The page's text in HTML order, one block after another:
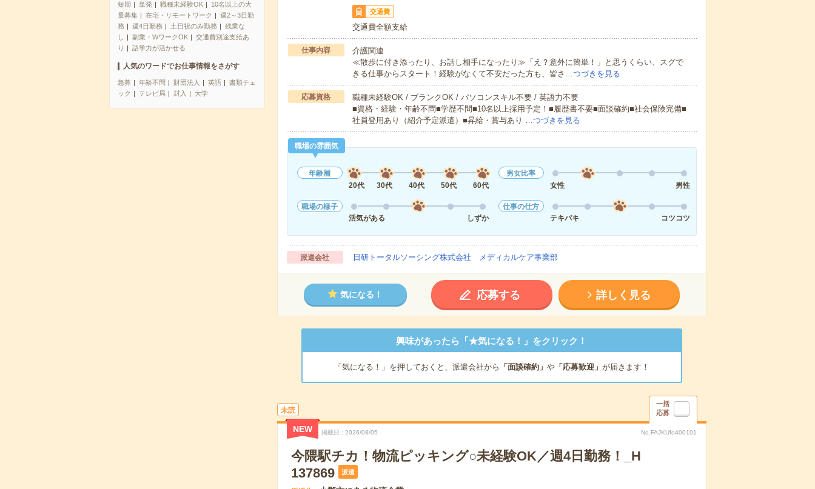
短期 単発 職種未経験OK
10名以上の大
量募集
在宅・リモートワーク
週2～3日勤
務
週4日勤務 土日祝のみ勤務
残業な
し
副業・WワークOK
交通費別途支給あ
り
語学力が活かせる
人気のワードでお仕事情報をさがす
急募 年齢不問 財団法人 英語
書類チェ
ック
テレビ局 封入 大学
交通費
交通費全額支給
仕事内容
介護関連
≪散歩に付き添ったり、お話し相手になったり≫「え？意外に簡単！」と思うくらい、スグで
きる仕事からスタート！経験がなくて不安だった方も、皆さ…つづきを見る
応募資格
職種未経験OK / ブランクOK / パソコンスキル不要 / 英語力不要
■資格・経験・年齢不問■学歴不問■10名以上採用予定！■履歴書不要■面談確約■社会保険完備■
社員登用あり（紹介予定派遣）■昇給・賞与あり …つづきを見る
職場の雰囲気
年齢層
20代
30代 40代 50代 60代
男女比率
女性
男性
職場の様子
活気がある
しずか
仕事の仕方
テキパキ
コツコツ
派遣会社 日研トータルソーシング株式会社 メディカルケア事業部
気になる！ 応募する 詳しく見る
興味があったら「★気になる！」をクリック！
「気になる！」を押しておくと、派遣会社から 「面談確約」 や「応募歓迎」 が届きます！
未読
一括
応募
NEW 掲載日 2026/08/05 No.FAJKUfo400101
今隈駅チカ！物流ピッキング○未経験OK／週4日勤務！_H
137869
派遣